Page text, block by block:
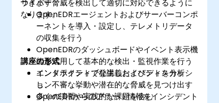
サイバー脅威を検出して適切に対応できるように
なります。
つきます：
OpenEDRエージェントおよびサーバーコンポ
ーネントを導入・設定し、テレメトリデータ
の収集を行う
OpenEDRのダッシュボードやイベント表示機
能を活用して基本的な検出・監視作業を行う
エンドポイントで発生したイベントを分析
し、不審な挙動や潜在的な脅威を見つけ出す
OpenEDRからのアラート情報をインシデント
講座の形式
インタラクティブな講義およびディスカッシ
ョン
多くの演習や実践的な課題を含む